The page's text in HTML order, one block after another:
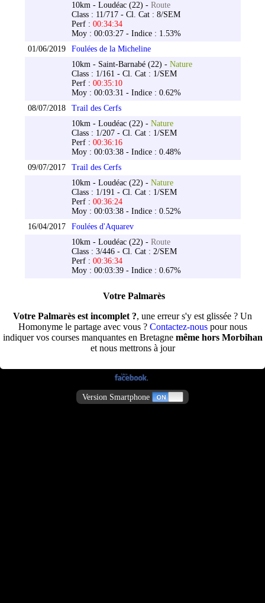
10km - Loudéac (22) - Route
Class : 11/717 - Cl. Cat : 8/SEM
Perf : 00:34:34
Moy : 00:03:27 - Indice : 1.53%
01/06/2019
Foulées de la Micheline
10km - Saint-Barnabé (22) - Nature
Class : 1/161 - Cl. Cat : 1/SEM
Perf : 00:35:10
Moy : 00:03:31 - Indice : 0.62%
08/07/2018
Trail des Cerfs
10km - Loudéac (22) - Nature
Class : 1/207 - Cl. Cat : 1/SEM
Perf : 00:36:16
Moy : 00:03:38 - Indice : 0.48%
09/07/2017
Trail des Cerfs
10km - Loudéac (22) - Nature
Class : 1/191 - Cl. Cat : 1/SEM
Perf : 00:36:24
Moy : 00:03:38 - Indice : 0.52%
16/04/2017
Foulées d'Aquarev
10km - Loudéac (22) - Route
Class : 3/446 - Cl. Cat : 2/SEM
Perf : 00:36:34
Moy : 00:03:39 - Indice : 0.67%
Votre Palmarès
Votre Palmarès est incomplet ?, une erreur s'y est glissée ? Un
Homonyme le partage avec vous ? Contactez-nouspour nous
indiquer vos courses manquantes en Bretagne même hors Morbihan
et nous mettrons à jour
Version Smartphone